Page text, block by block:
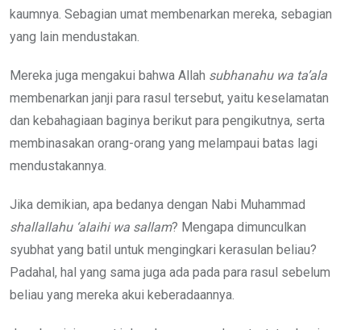
kaumnya. Sebagian umat membenarkan mereka, sebagian
yang lain mendustakan.
Mereka juga mengakui bahwa Allah subhanahu wa ta’ala
membenarkan janji para rasul tersebut, yaitu keselamatan
dan kebahagiaan baginya berikut para pengikutnya, serta
membinasakan orang-orang yang melampaui batas lagi
mendustakannya.
Jika demikian, apa bedanya dengan Nabi Muhammad
shallallahu ‘alaihi wa sallam? Mengapa dimunculkan
syubhat yang batil untuk mengingkari kerasulan beliau?
Padahal, hal yang sama juga ada pada para rasul sebelum
beliau yang mereka akui keberadaannya.